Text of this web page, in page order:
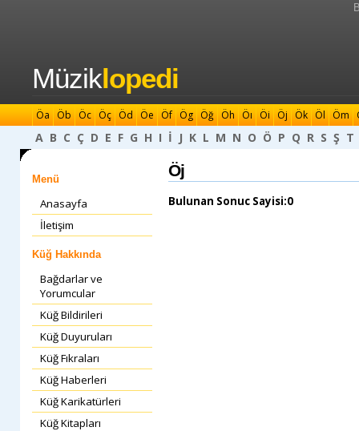
Müziklopedi
Öa Öb Öc Öç Öd Öe Öf Ög Öğ Öh Öı Öi Öj Ök Öl Öm
A B C Ç D E F G H I İ J K L M N O Ö P Q R S Ş T
Menü
Anasayfa
İletişim
Küğ Hakkında
Bağdarlar ve
Yorumcular
Küğ Bildirileri
Küğ Duyuruları
Küğ Fıkraları
Küğ Haberleri
Küğ Karikatürleri
Küğ Kitapları
Öj
Bulunan Sonuc Sayisi:0